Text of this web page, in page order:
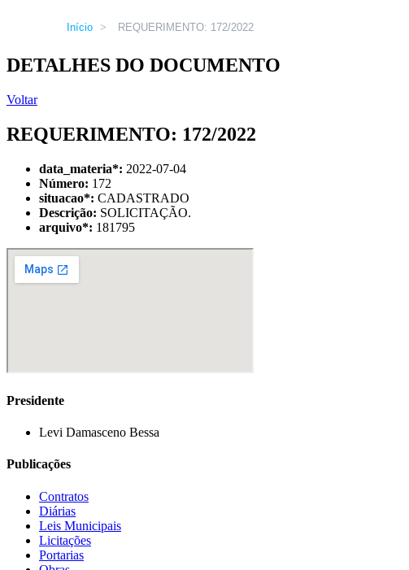
Início > REQUERIMENTO: 172/2022
DETALHES DO DOCUMENTO
Voltar
REQUERIMENTO: 172/2022
data_materia*: 2022-07-04
Número: 172
situacao*: CADASTRADO
Descrição: SOLICITAÇÃO.
arquivo*: 181795
Presidente
Levi Damasceno Bessa
Publicações
Contratos
Diárias
Leis Municipais
Licitações
Portarias